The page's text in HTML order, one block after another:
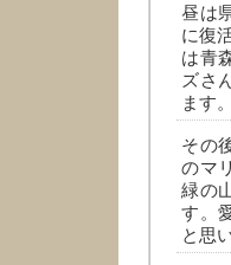
昼は
に復
は青
ズさ
ます
その
のマ
緑の
す。
と思